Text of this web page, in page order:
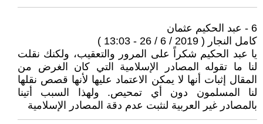
6 - عبد الحكيم عثمان
كامل النجار ( 2019 / 6 / 26 - 13:03 )
يا عبد الحكيم شكراً على المرور والتعقيب، ولكنك نقلت
لنا ما تقوله المصادر الإسلامية التي كان الغرض من
المقال إثبات أنها لا يمكن الاعتماد عليها لأنها قصص نقلها
لنا المسلمون دون أي تمحيص. ولهذا السبب أتينا
بالمصادر غير العربية لنثبت عدم دقة المصادر الإسلامية